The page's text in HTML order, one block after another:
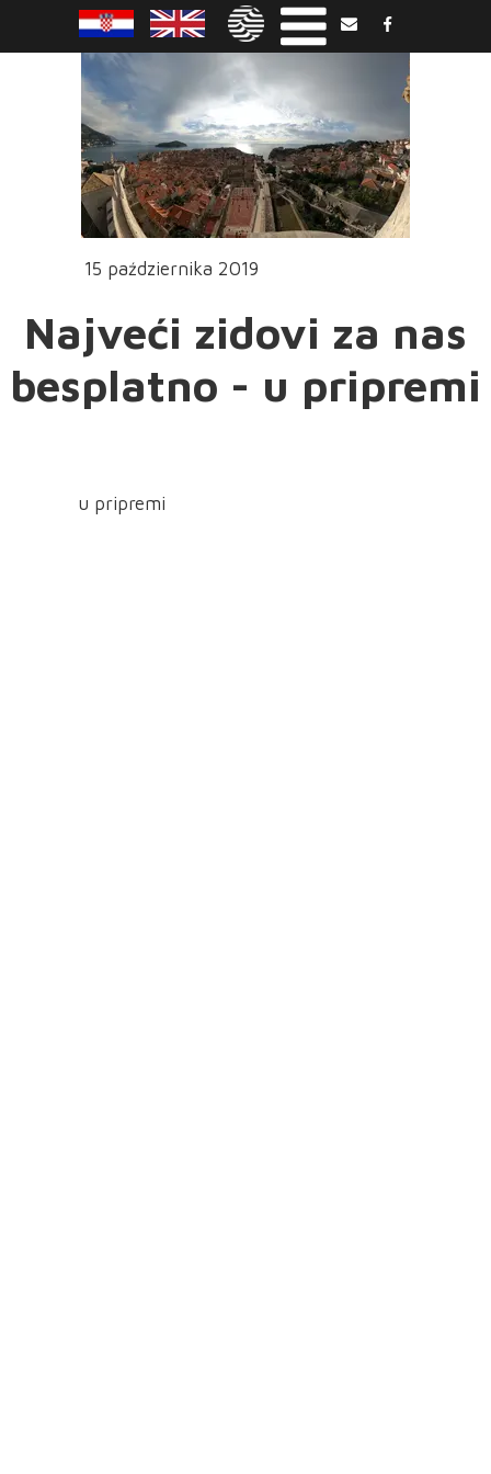
Najveći zidovi za nas
besplatno - u pripremi
15 października 2019
u pripremi